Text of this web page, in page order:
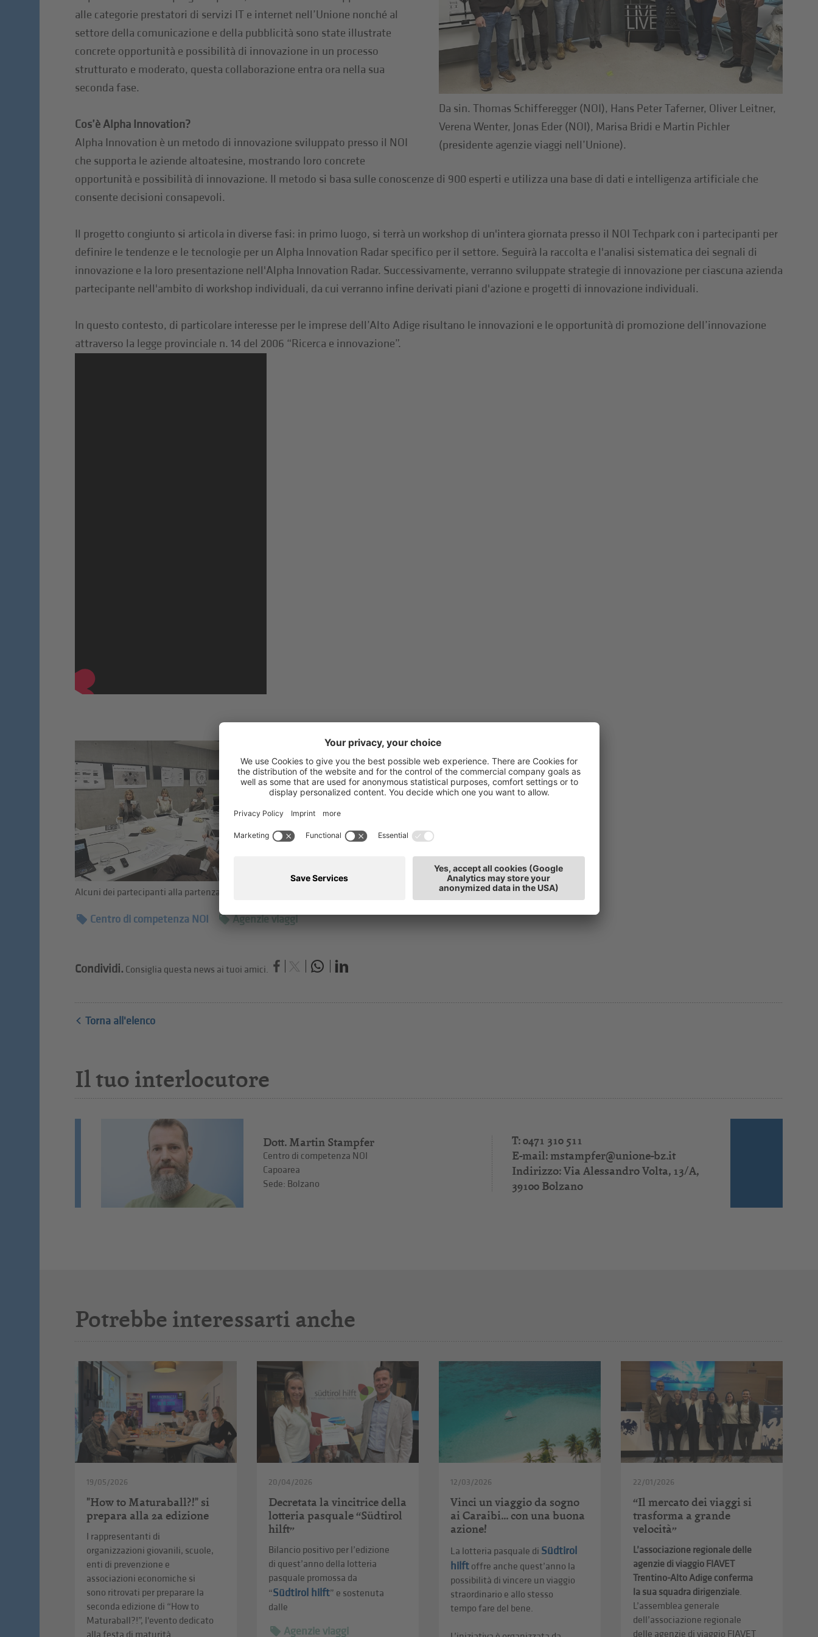
Da sin. Thomas Schifferegger (NOI), Hans Peter Taferner, Oliver Leitner,
Verena Wenter, Jonas Eder (NOI), Marisa Bridi e Martin Pichler
(presidente agenzie viaggi nell’Unione).
alle categorie prestatori di servizi IT e internet nell’Unione nonché al
settore della comunicazione e della pubblicità sono state illustrate
concrete opportunità e possibilità di innovazione in un processo
strutturato e moderato, questa collaborazione entra ora nella sua
seconda fase.
Cos’è Alpha Innovation?
Alpha Innovation è un metodo di innovazione sviluppato presso il NOI
che supporta le aziende altoatesine, mostrando loro concrete
opportunità e possibilità di innovazione. Il metodo si basa sulle conoscenze di 900 esperti e utilizza una base di dati e intelligenza artificiale che
consente decisioni consapevoli.
Il progetto congiunto si articola in diverse fasi: in primo luogo, si terrà un workshop di un'intera giornata presso il NOI Techpark con i partecipanti per
definire le tendenze e le tecnologie per un Alpha Innovation Radar specifico per il settore. Seguirà la raccolta e l'analisi sistematica dei segnali di
innovazione e la loro presentazione nell'Alpha Innovation Radar. Successivamente, verranno sviluppate strategie di innovazione per ciascuna azienda
partecipante nell'ambito di workshop individuali, da cui verranno infine derivati piani d'azione e progetti di innovazione individuali.
In questo contesto, di particolare interesse per le imprese dell’Alto Adige risultano le innovazioni e le opportunità di promozione dell’innovazione
attraverso la legge provinciale n. 14 del 2006 “Ricerca e innovazione”.
Alcuni dei partecipanti alla partenza del progetto.
Centro di competenza NOI Agenzie viaggi
Condividi. Consiglia questa news ai tuoi amici.
Torna all'elenco
Il tuo interlocutore
Dott. Martin Stampfer
Centro di competenza NOI
Capoarea
Sede: Bolzano
T: 0471 310 511
E-mail:mstampfer@unione-bz.it
Indirizzo: Via Alessandro Volta, 13/A,
39100 Bolzano
Potrebbe interessarti anche
19/05/2026
"How to Maturaball?!" si
prepara alla 2a edizione
I rappresentanti di
organizzazioni giovanili, scuole,
enti di prevenzione e
associazioni economiche si
sono ritrovati per preparare la
seconda edizione di “How to
Maturaball?!”, l'evento dedicato
20/04/2026
Decretata la vincitrice della
lotteria pasquale “Südtirol
hilft”
Bilancio positivo per l’edizione
di quest’anno della lotteria
pasquale promossa da
“Südtirol hilft” e sostenuta
dalle
Agenzie viaggi
12/03/2026
Vinci un viaggio da sogno
ai Caraibi... con una buona
azione!
La lotteria pasquale di Südtirol
hilft offre anche quest’anno la
possibilità di vincere un viaggio
straordinario e allo stesso
tempo fare del bene.
22/01/2026
“Il mercato dei viaggi si
trasforma a grande
velocità”
L’associazione regionale delle
agenzie di viaggio FIAVET
Trentino-Alto Adige conferma
la sua squadra dirigenziale.
L’assemblea generale
dell’associazione regionale
delle agenzie di viaggio FIAVET